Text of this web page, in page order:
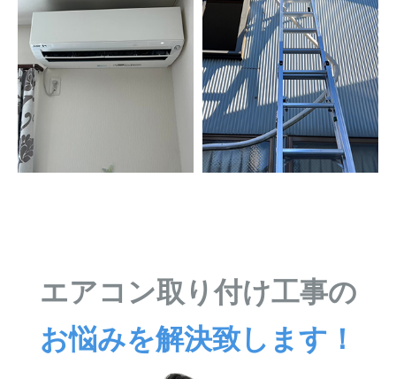
エアコン取り付け工事の
お悩みを解決致します！